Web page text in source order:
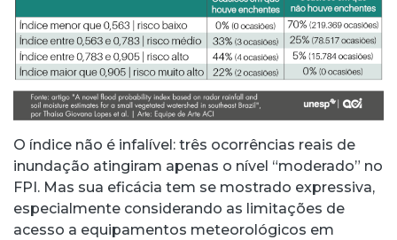
O índice não é infalível: três ocorrências reais de
inundação atingiram apenas o nível “moderado” no
FPI. Mas sua eficácia tem se mostrado expressiva,
especialmente considerando as limitações de
acesso a equipamentos meteorológicos em